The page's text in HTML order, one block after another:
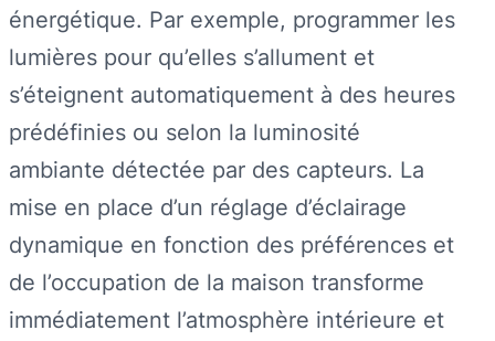
énergétique. Par exemple, programmer les
lumières pour qu’elles s’allument et
s’éteignent automatiquement à des heures
prédéfinies ou selon la luminosité
ambiante détectée par des capteurs. La
mise en place d’un réglage d’éclairage
dynamique en fonction des préférences et
de l’occupation de la maison transforme
immédiatement l’atmosphère intérieure et